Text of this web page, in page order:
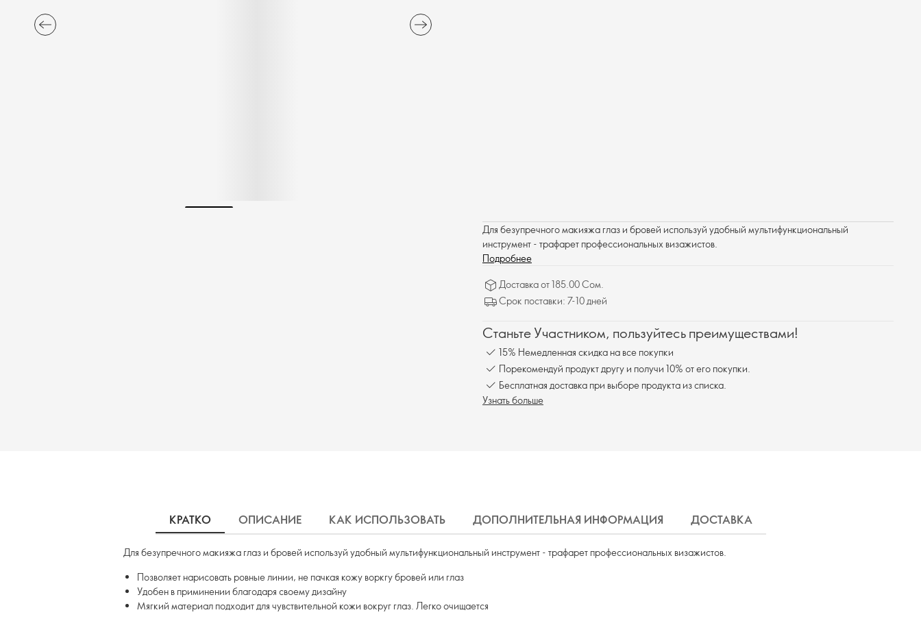
Для безупречного макияжа глаз и бровей используй удобный мультифункциональный
инструмент - трафарет профессиональных визажистов.
Подробнее
Доставка от 185.00 Сом.
Срок поставки: 7-10 дней
Станьте Участником, пользуйтесь преимуществами!
15% Немедленная скидка на все покупки
Порекомендуй продукт другу и получи 10% от его покупки.
Бесплатная доставка при выборе продукта из списка.
Узнать больше
КРАТКО ОПИСАНИЕ КАК ИСПОЛЬЗОВАТЬ ДОПОЛНИТЕЛЬНАЯ ИНФОРМАЦИЯ ДОСТАВКА
Для безупречного макияжа глаз и бровей используй удобный мультифункциональный инструмент - трафарет профессиональных визажистов.
Позволяет нарисовать ровные линии, не пачкая кожу воркгу бровей или глаз
Удобен в приминении благодаря своему дизайну
Мягкий материал подходит для чувствительной кожи вокруг глаз. Легко очищается